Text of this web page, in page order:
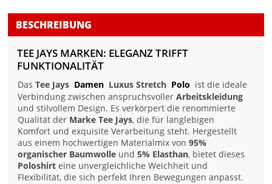
BESCHREIBUNG
TEE JAYS MARKEN: ELEGANZ TRIFFT
FUNKTIONALITÄT
DasTee Jays Damen Luxus Stretch Polo ist die ideale
Verbindung zwischen anspruchsvollerArbeitskleidung
und stilvollem Design. Es verkörpert die renommierte
Qualität der Marke Tee Jays, die für langlebigen
Komfort und exquisite Verarbeitung steht. Hergestellt
aus einem hochwertigen Materialmix von95%
organischer Baumwolle und5% Elasthan, bietet dieses
Poloshirt eine unvergleichliche Weichheit und
Flexibilität, die sich perfekt Ihren Bewegungen anpasst.